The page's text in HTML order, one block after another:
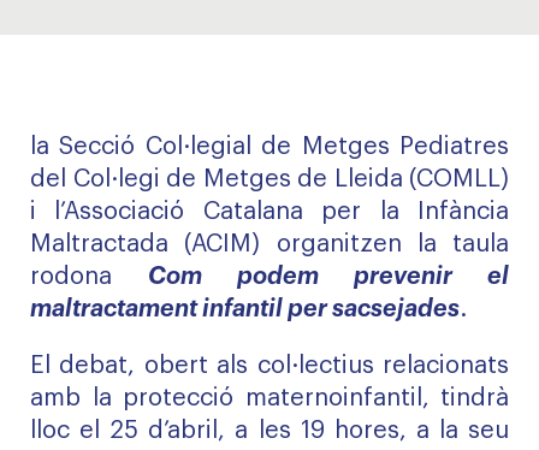
la Secció Col·legial de Metges Pediatres
del Col·legi de Metges de Lleida (COMLL)
i l’Associació Catalana per la Infància
Maltractada (ACIM) organitzen la taula
rodona Com podem prevenir el
maltractament infantil per sacsejades.
El debat, obert als col·lectius relacionats
amb la protecció maternoinfantil, tindrà
lloc el 25 d’abril, a les 19 hores, a la seu